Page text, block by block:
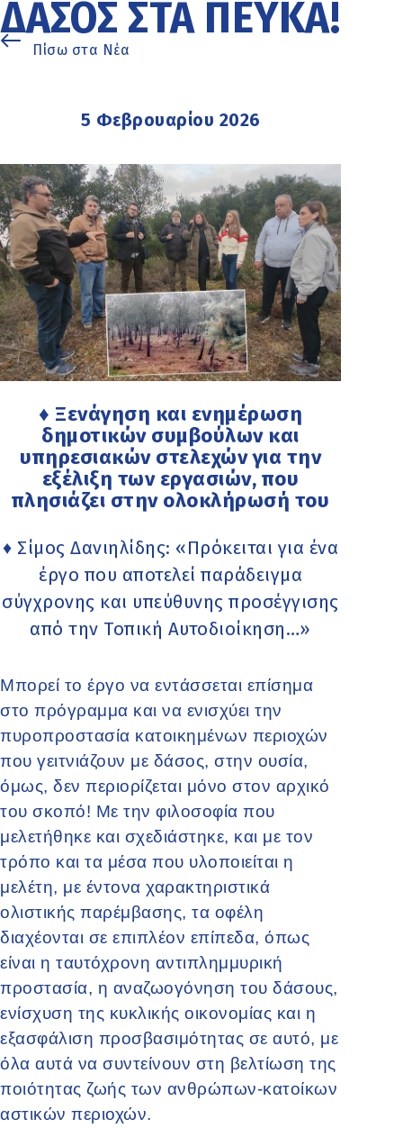
ΔΆΣΟΣ ΣΤΑ ΠΕΎΚΑ!
Πίσω στα Νέα
5 Φεβρουαρίου 2026
♦ Ξενάγηση και ενημέρωση
δημοτικών συμβούλων και
υπηρεσιακών στελεχών για την
εξέλιξη των εργασιών, που
πλησιάζει στην ολοκλήρωσή του
♦ Σίμος Δανιηλίδης: «Πρόκειται για ένα
έργο που αποτελεί παράδειγμα
σύγχρονης και υπεύθυνης προσέγγισης
από την Τοπική Αυτοδιοίκηση…»
Μπορεί το έργο να εντάσσεται επίσημα
στο πρόγραμμα και να ενισχύει την
πυροπροστασία κατοικημένων περιοχών
που γειτνιάζουν με δάσος, στην ουσία,
όμως, δεν περιορίζεται μόνο στον αρχικό
του σκοπό! Με την φιλοσοφία που
μελετήθηκε και σχεδιάστηκε, και με τον
τρόπο και τα μέσα που υλοποιείται η
μελέτη, με έντονα χαρακτηριστικά
ολιστικής παρέμβασης, τα οφέλη
διαχέονται σε επιπλέον επίπεδα, όπως
είναι η ταυτόχρονη αντιπλημμυρική
προστασία, η αναζωογόνηση του δάσους,
ενίσχυση της κυκλικής οικονομίας και η
εξασφάλιση προσβασιμότητας σε αυτό, με
όλα αυτά να συντείνουν στη βελτίωση της
ποιότητας ζωής των ανθρώπων-κατοίκων
αστικών περιοχών.